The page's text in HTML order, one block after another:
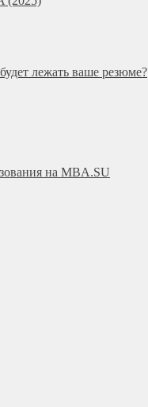
лежать ваше резюме?
на MBA.SU